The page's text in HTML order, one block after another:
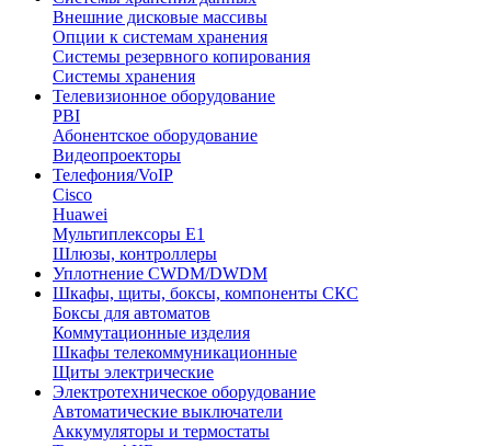
Внешние дисковые массивы
Опции к системам хранения
Системы резервного копирования
Системы хранения
Телевизионное оборудование
PBI
Абонентское оборудование
Видеопроекторы
Телефония/VoIP
Cisco
Huawei
Мультиплексоры E1
Шлюзы, контроллеры
Уплотнение CWDM/DWDM
Шкафы, щиты, боксы, компоненты СКС
Боксы для автоматов
Коммутационные изделия
Шкафы телекоммуникационные
Щиты электрические
Электротехническое оборудование
Автоматические выключатели
Аккумуляторы и термостаты